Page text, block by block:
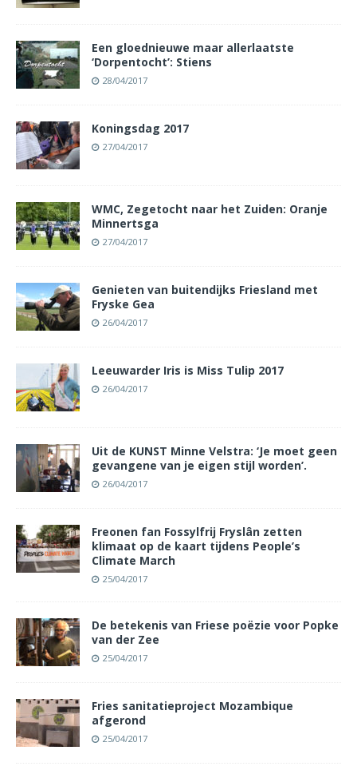
Een gloednieuwe maar allerlaatste
‘Dorpentocht’: Stiens
28/04/2017
Koningsdag 2017
27/04/2017
WMC, Zegetocht naar het Zuiden: Oranje
Minnertsga
27/04/2017
Genieten van buitendijks Friesland met
Fryske Gea
26/04/2017
Leeuwarder Iris is Miss Tulip 2017
26/04/2017
Uit de KUNST Minne Velstra: ‘Je moet geen
gevangene van je eigen stijl worden’.
26/04/2017
Freonen fan Fossylfrij Fryslân zetten
klimaat op de kaart tijdens People’s
Climate March
25/04/2017
De betekenis van Friese poëzie voor Popke
van der Zee
25/04/2017
Fries sanitatieproject Mozambique
afgerond
25/04/2017